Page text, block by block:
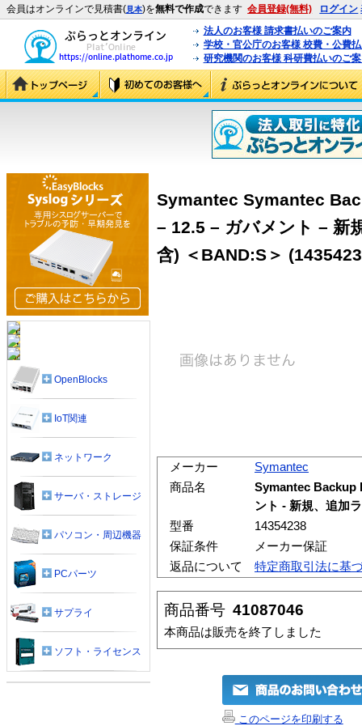
会員はオンラインで見積書(見本)を無料で作成できます 会員登録(無料) ログイン
法人のお客様 請求書払いのご案内
学校・官公庁のお客様 校費・公費
研究機関のお客様 科研費払いのご
Symantec Symantec
– 12.5 – ガバメント – 新
含) ＜BAND:S＞
メーカー
Symantec
商品名
Symantec Backup
ント - 新規、追加
型番
14354238
保証条件
メーカー保証
返品について
特定商取引法に基
商品番号 41087046
本商品は販売を終了しました
このページを印刷する
OpenBlocks
IoT関連
ネットワーク
サーバ・ストレージ
パソコン・周辺機器
PCパーツ
サプライ
ソフト・ライセンス